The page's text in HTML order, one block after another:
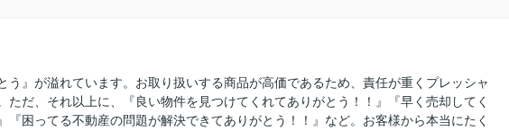
う』が溢れています。お取り扱いする商品が高価であるため、責任が重くプレッシャ
ただ、それ以上に、『良い物件を見つけてくれてありがとう！！』『早く売却してく
『困ってる不動産の問題が解決できてありがとう！！』など。お客様から本当にたく